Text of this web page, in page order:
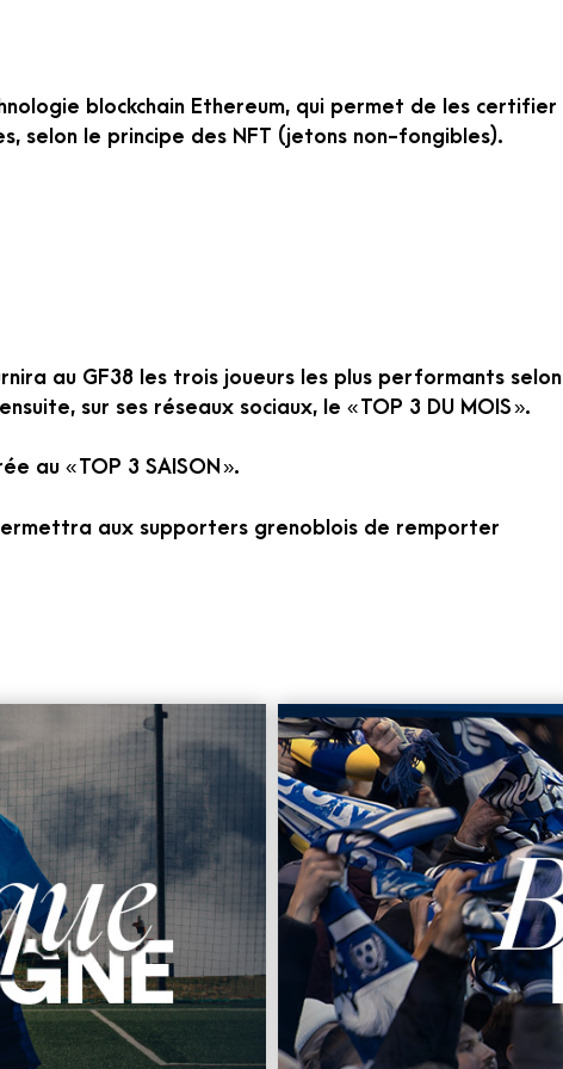
blockchain Ethereum, qui permet de les certifier
selon le principe des NFT (jetons non-fongibles).
au GF38 les trois joueurs les plus performants selon
sur ses réseaux sociaux, le « TOP 3 DU MOIS ».
au « TOP 3 SAISON ».
aux supporters grenoblois de remporter